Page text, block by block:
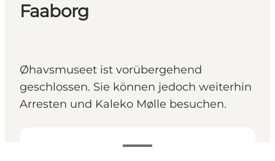
Faaborg
Øhavsmuseet ist vorübergehend
geschlossen. Sie können jedoch weiterhin
Arresten und Kaleko Mølle besuchen.